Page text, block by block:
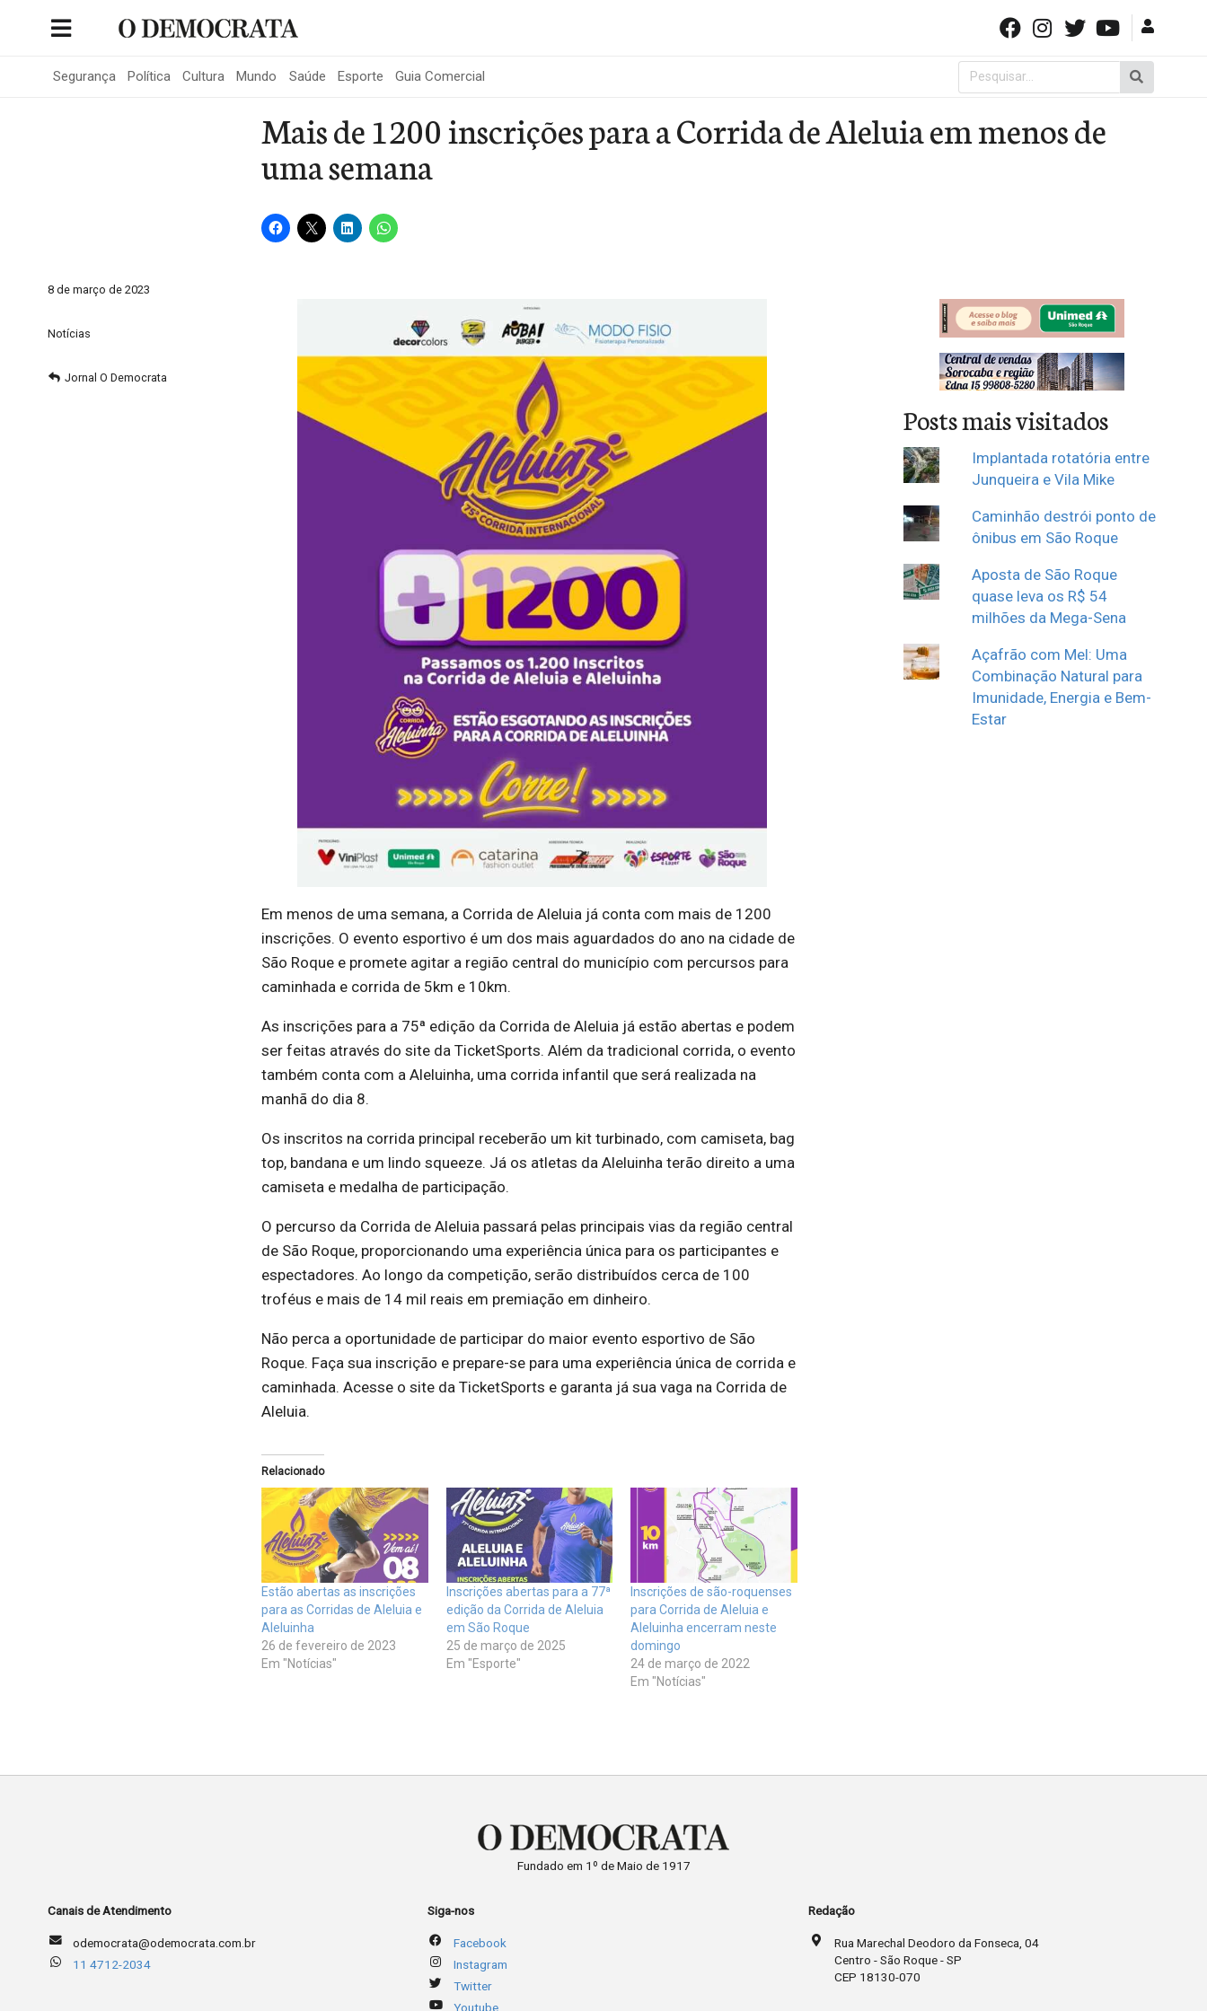
Segurança Política Cultura Mundo Saúde Esporte Guia Comercial
Pesquisar
por:
Mais de 1200 inscrições para a Corrida de Aleluia em menos de
uma semana
8 de março de 2023
Notícias
Jornal O Democrata
Em menos de uma semana, a Corrida de Aleluia já conta com mais de 1200
inscrições. O evento esportivo é um dos mais aguardados do ano na cidade de
São Roque e promete agitar a região central do município com percursos para
caminhada e corrida de 5km e 10km.
As inscrições para a 75ª edição da Corrida de Aleluia já estão abertas e podem
ser feitas através do site da TicketSports. Além da tradicional corrida, o evento
também conta com a Aleluinha, uma corrida infantil que será realizada na
manhã do dia 8.
Os inscritos na corrida principal receberão um kit turbinado, com camiseta, bag
top, bandana e um lindo squeeze. Já os atletas da Aleluinha terão direito a uma
camiseta e medalha de participação.
O percurso da Corrida de Aleluia passará pelas principais vias da região central
de São Roque, proporcionando uma experiência única para os participantes e
espectadores. Ao longo da competição, serão distribuídos cerca de 100
troféus e mais de 14 mil reais em premiação em dinheiro.
Não perca a oportunidade de participar do maior evento esportivo de São
Roque. Faça sua inscrição e prepare-se para uma experiência única de corrida e
caminhada. Acesse o site da TicketSports e garanta já sua vaga na Corrida de
Aleluia.
Relacionado
Estão abertas as inscrições
para as Corridas de Aleluia e
Aleluinha
26 de fevereiro de 2023
Em "Notícias"
Inscrições abertas para a 77ª
edição da Corrida de Aleluia
em São Roque
25 de março de 2025
Em "Esporte"
Inscrições de são-roquenses
para Corrida de Aleluia e
Aleluinha encerram neste
domingo
24 de março de 2022
Em "Notícias"
Posts mais visitados
Implantada rotatória entre
Junqueira e Vila Mike
Caminhão destrói ponto de
ônibus em São Roque
Aposta de São Roque
quase leva os R$ 54
milhões da Mega-Sena
Açafrão com Mel: Uma
Combinação Natural para
Imunidade, Energia e Bem-
Estar
Fundado em 1º de Maio de 1917
Canais de Atendimento
odemocrata@odemocrata.com.br
11 4712-2034
Siga-nos
Facebook
Instagram
Twitter
Youtube
Redação
Rua Marechal Deodoro da Fonseca, 04
Centro - São Roque - SP
CEP 18130-070